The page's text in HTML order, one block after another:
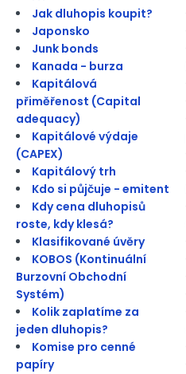
Jak dluhopis koupit?
Japonsko
Junk bonds
Kanada - burza
Kapitálová
přiměřenost (Capital
adequacy)
Kapitálové výdaje
(CAPEX)
Kapitálový trh
Kdo si půjčuje - emitent
Kdy cena dluhopisů
roste, kdy klesá?
Klasifikované úvěry
KOBOS (Kontinuální
Burzovní Obchodní
Systém)
Kolik zaplatíme za
jeden dluhopis?
Komise pro cenné
papíry